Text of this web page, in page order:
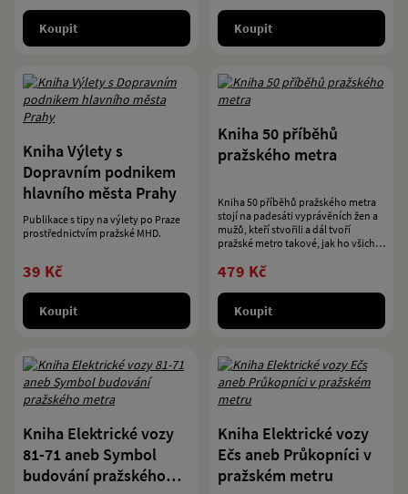
Koupit Koupit
Kniha Výlety s
Dopravním podnikem
hlavního města Prahy
Publikace s tipy na výlety po Praze
prostřednictvím pražské MHD.
39 Kč
Koupit
Kniha 50 příběhů
pražského metra
Kniha 50 příběhů pražského metra
stojí na padesáti vyprávěních žen a
mužů, kteří stvořili a dál tvoří
pražské metro takové, jak ho všichni
479 Kč
Koupit
Kniha Elektrické vozy
81-71 aneb Symbol
budování pražského
Kniha Elektrické vozy
Ečs aneb Průkopníci v
pražském metru